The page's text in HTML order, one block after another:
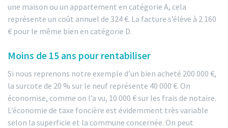
une maison ou un appartement en catégorie A, cela
représente un coût annuel de 324 €. La facture s’élève à 2 160
€ pour le même bien en catégorie D.
Moins de 15 ans pour rentabiliser
Si nous reprenons notre exemple d’un bien acheté 200 000 €,
la surcote de 20 % sur le neuf représente 40 000 €. On
économise, comme on l’a vu, 10 000 € sur les frais de notaire.
L’économie de taxe foncière est évidemment très variable
selon la superficie et la commune concernée. On peut